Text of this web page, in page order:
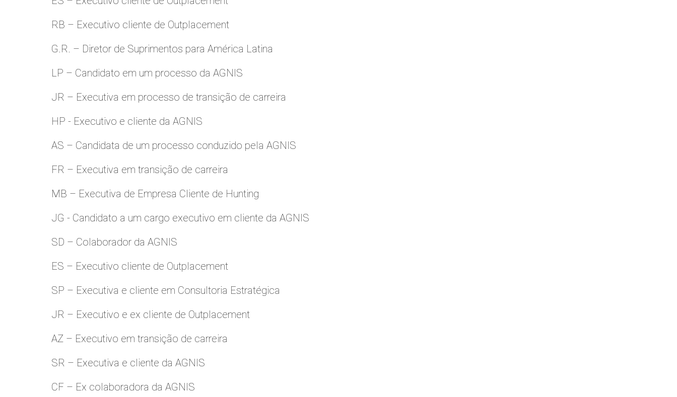
RB – Executivo cliente de Outplacement
G.R. – Diretor de Suprimentos para América Latina
LP – Candidato em um processo da AGNIS
JR – Executiva em processo de transição de carreira
HP - Executivo e cliente da AGNIS
AS – Candidata de um processo conduzido pela AGNIS
FR – Executiva em transição de carreira
MB – Executiva de Empresa Cliente de Hunting
JG - Candidato a um cargo executivo em cliente da AGNIS
SD – Colaborador da AGNIS
ES – Executivo cliente de Outplacement
SP – Executiva e cliente em Consultoria Estratégica
JR – Executivo e ex cliente de Outplacement
AZ – Executivo em transição de carreira
SR – Executiva e cliente da AGNIS
CF – Ex colaboradora da AGNIS